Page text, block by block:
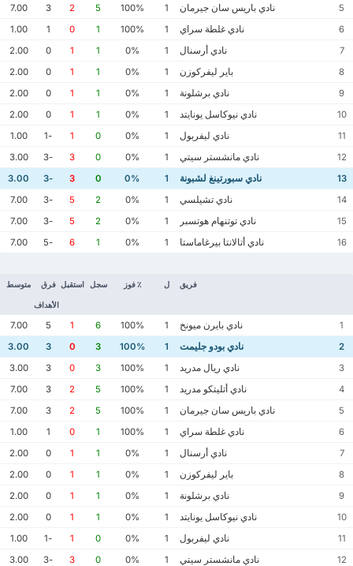
5
نادي باريس سان جيرمان 1
100%
5
2
3
7.00
6
نادي غلطة سراي 1
100%
1
0
1
1.00
7
نادي أرسنال 1
0%
1
1
0
2.00
8
باير ليفركوزن 1
0%
1
1
0
2.00
9
نادي برشلونة 1
0%
1
1
0
2.00
10
نادي نيوكاسل يونايتد 1
0%
1
1
0
2.00
11
نادي ليفربول 1
0%
0
1
-1
1.00
12
نادي مانشستر سيتي 1
0%
0
3
-3
3.00
13
نادي سبورتينغ لشبونة 1
0%
0
3
-3
3.00
14
نادي تشيلسي 1
0%
2
5
-3
7.00
15
نادي توتنهام هوتسبر 1
0%
2
5
-3
7.00
16
نادي أتالانتا بيرغاماستا 1
0%
1
6
-5
7.00
فريق ل ٪ فوز سجل استقبل فرق
الأهداف
متوسط
1 نادي بايرن ميونخ 1
100%
6
1
5
7.00
2
نادي بودو جليمت 1
100%
3
0
3
3.00
3
نادي ريال مدريد 1
100%
3
0
3
3.00
4
نادي أتليتكو مدريد 1
100%
5
2
3
7.00
5
نادي باريس سان جيرمان 1
100%
5
2
3
7.00
6
نادي غلطة سراي 1
100%
1
0
1
1.00
7
نادي أرسنال 1
0%
1
1
0
2.00
8
باير ليفركوزن 1
0%
1
1
0
2.00
9
نادي برشلونة 1
0%
1
1
0
2.00
10
نادي نيوكاسل يونايتد 1
0%
1
1
0
2.00
11
نادي ليفربول 1
0%
0
1
-1
1.00
12
نادي مانشستر سيتي 1
0%
0
3
-3
3.00